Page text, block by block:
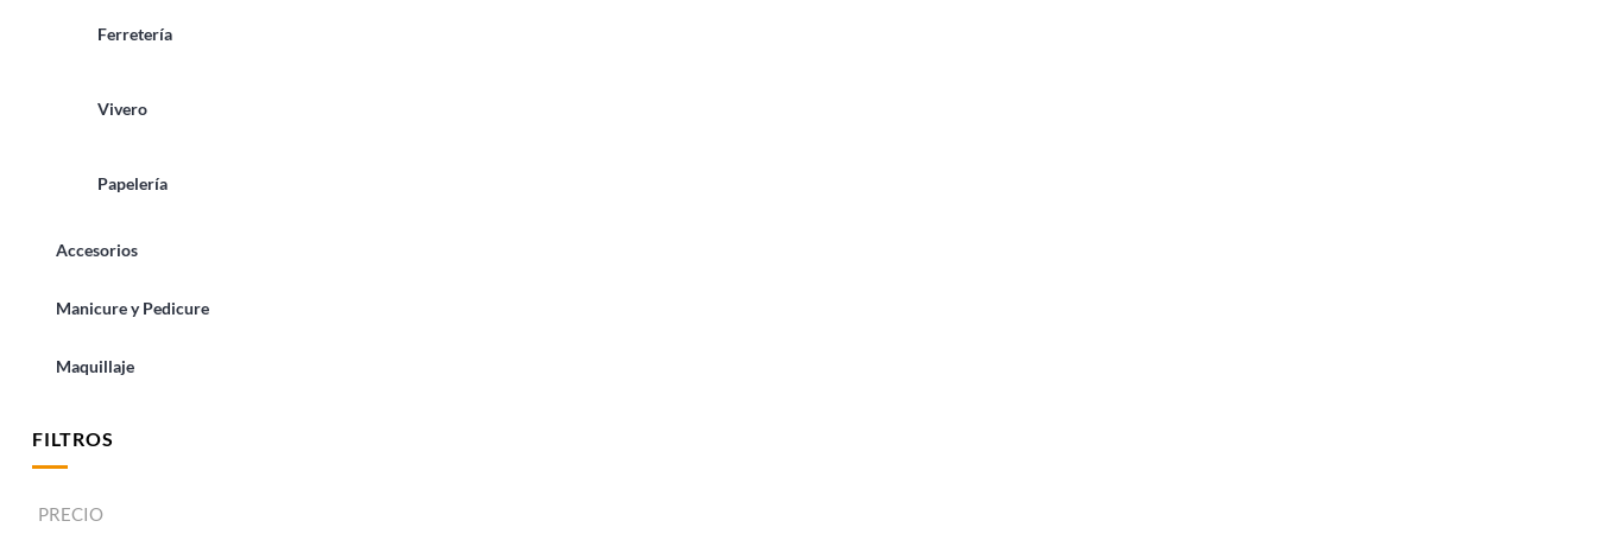
Ferretería
Vivero
Papelería
Accesorios
Manicure y Pedicure
Maquillaje
FILTROS
PRECIO